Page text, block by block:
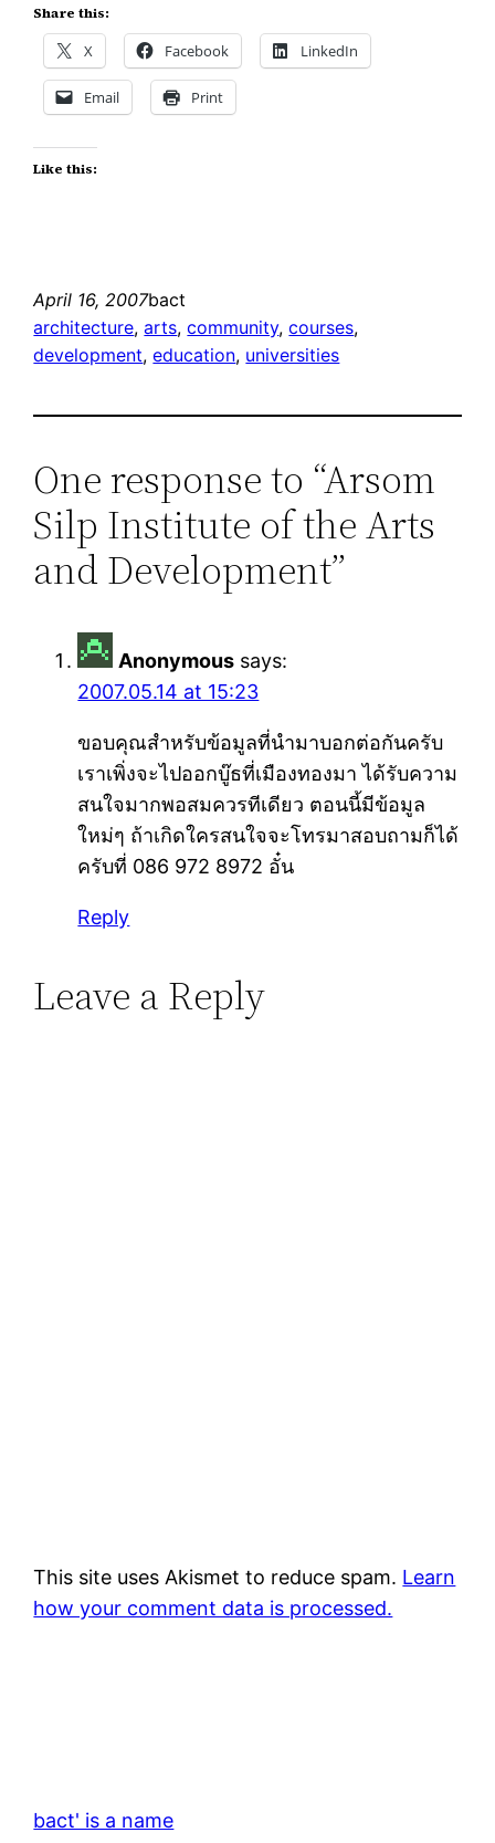
Share this:
X Facebook LinkedIn
Email Print
Like this:
April 16, 2007bact
architecture, arts, community, courses
development, education, universities
One response to “Arsom
Silp Institute of the Arts
and Development”
Anonymous says:
2007.05.14 at 15:23
ขอบคุณสำหรับข้อมูลที่นำมาบอกต่อกันครับ
เราเพิ่งจะไปออกบู๊ธที่เมืองทองมา ได้รับความ
สนใจมากพอสมควรทีเดียว ตอนนี้มีข้อมูล
ใหม่ๆ ถ้าเกิดใครสนใจจะโทรมาสอบถามก็ได้
ครับที่ 086 972 8972 อั๋น
Reply
Leave a Reply
This site uses Akismet to reduce spam. Learn
how your comment data is processed.
bact' is a name